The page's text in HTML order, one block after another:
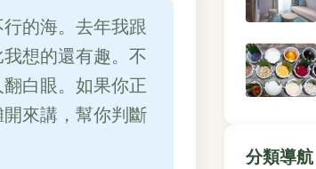
的海。去年我跟
想的還有趣。不
白眼。如果你正
來講，幫你判斷
分類導航